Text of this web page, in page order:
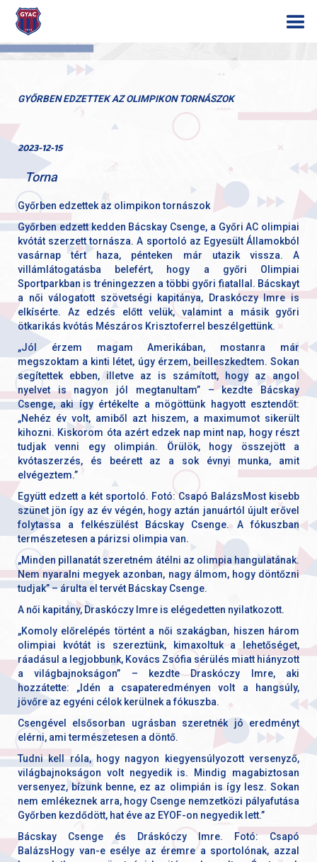
GYŐRBEN EDZETTEK AZ OLIMPIKON TORNÁSZOK
2023-12-15
Torna
Győrben edzettek az olimpikon tornászok
Győrben edzett kedden Bácskay Csenge, a Győri AC olimpiai
kvótát szerzett tornásza. A sportoló az Egyesült Államokból
vasárnap tért haza, pénteken már utazik vissza. A
villámlátogatásba belefért, hogy a győri Olimpiai
Sportparkban is tréningezzen a többi győri fiatallal. Bácskayt
a női válogatott szövetségi kapitánya, Draskóczy Imre is
elkísérte. Az edzés előtt velük, valamint a másik győri
ötkarikás kvótás Mészáros Krisztoferrel beszélgettünk.
„Jól érzem magam Amerikában, mostanra már
megszoktam a kinti létet, úgy érzem, beilleszkedtem. Sokan
segítettek ebben, illetve az is számított, hogy az angol
nyelvet is nagyon jól megtanultam” – kezdte Bácskay
Csenge, aki így értékelte a mögöttünk hagyott esztendőt:
„Nehéz év volt, amiből azt hiszem, a maximumot sikerült
kihozni. Kiskorom óta azért edzek nap mint nap, hogy részt
tudjak venni egy olimpián. Örülök, hogy összejött a
kvótaszerzés, és beérett az a sok évnyi munka, amit
elvégeztem.”
Együtt edzett a két sportoló. Fotó: Csapó BalázsMost kisebb
szünet jön így az év végén, hogy aztán januártól újult erővel
folytassa a felkészülést Bácskay Csenge. A fókuszban
természetesen a párizsi olimpia van.
„Minden pillanatát szeretném átélni az olimpia hangulatának.
Nem nyaralni megyek azonban, nagy álmom, hogy döntőzni
tudjak” – árulta el tervét Bácskay Csenge.
A női kapitány, Draskóczy Imre is elégedetten nyilatkozott.
„Komoly előrelépés történt a női szakágban, hiszen három
olimpiai kvótát is szereztünk, kimaxoltuk a lehetőséget,
ráadásul a legjobbunk, Kovács Zsófia sérülés miatt hiányzott
a világbajnokságon” – kezdte Draskóczy Imre, aki
hozzátette: „Idén a csapateredményen volt a hangsúly,
jövőre az egyéni célok kerülnek a fókuszba.
Csengével elsősorban ugrásban szeretnék jó eredményt
elérni, ami természetesen a döntő.
Tudni kell róla, hogy nagyon kiegyensúlyozott versenyző,
világbajnokságon volt negyedik is. Mindig magabiztosan
versenyez, bízunk benne, ez az olimpián is így lesz. Sokan
nem emlékeznek arra, hogy Csenge nemzetközi pályafutása
Győrben kezdődött, hat éve az EYOF-on negyedik lett.”
Bácskay Csenge és Dráskóczy Imre. Fotó: Csapó
BalázsHogy van-e esélye az éremre a sportolónak, azzal